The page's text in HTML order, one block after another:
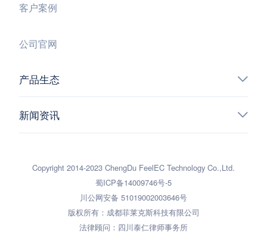
客户案例
公司官网
产品生态
新闻资讯
Copyright 2014-2023 ChengDu FeelEC Technology Co.,Ltd.
蜀ICP备14009746号-5
川公网安备 51019002003646号
版权所有：成都菲莱克斯科技有限公司
法律顾问：四川泰仁律师事务所